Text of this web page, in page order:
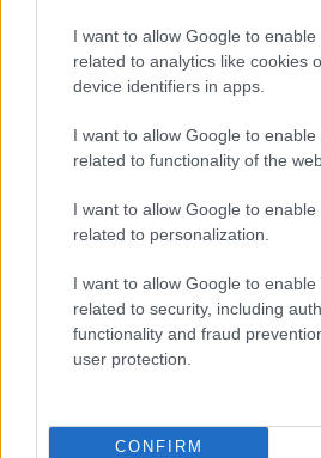
I want to allow Google to enable
related to analytics like cookies
device identifiers in apps.
I want to allow Google to enable
related to functionality of the
I want to allow Google to enable
related to personalization.
I want to allow Google to enable
related to security, including
functionality and fraud
user protection.
CONFIRM
Simon Petra, a Ferencváros
optimistán nyilatkozott az új
edzője Jesper Jensen, a távozók
Tranborg és Vilde Ingstad.